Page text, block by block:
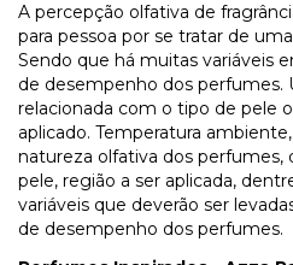
A percepção olfativa de
para pessoa por se tratar de
Sendo que há muitas variáveis
de desempenho dos perfumes.
relacionada com o tipo de pele
aplicado. Temperatura
natureza olfativa dos perfumes,
pele, região a ser aplicada,
variáveis que deverão ser
de desempenho dos perfumes.